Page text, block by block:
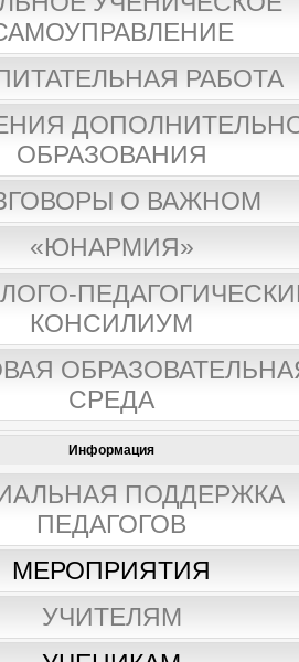
РАБОТА
ОБРАЗОВАНИЯ
О ВАЖНОМ
«ЮНАРМИЯ»
КОНСИЛИУМ
СРЕДА
Информация
ПОДДЕРЖКА
ПЕДАГОГОВ
МЕРОПРИЯТИЯ
УЧИТЕЛЯМ